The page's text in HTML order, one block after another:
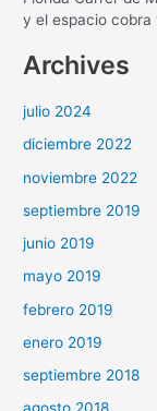
y el espacio cobra
Archives
julio 2024
diciembre 2022
noviembre 2022
septiembre 2019
junio 2019
mayo 2019
febrero 2019
enero 2019
septiembre 2018